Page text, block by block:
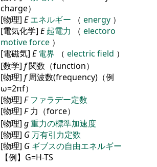
charge）
[物理] E エネルギー （ energy ）
[電気化学] E 起電力 （ electoro
motive force ）
[電磁気] E 電界 （ electric field ）
[数学] f関数（function）
[物理] f周波数(frequency)（例
ω=2πf）
[物理] F ファラデー定数
[物理] F力（force）
[物理] g重力の標準加速度
[物理] G万有引力定数
[物理] G ギブスの自由エネルギー
【例】G=H-TS